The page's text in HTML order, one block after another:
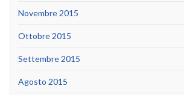
Novembre 2015
Ottobre 2015
Settembre 2015
Agosto 2015